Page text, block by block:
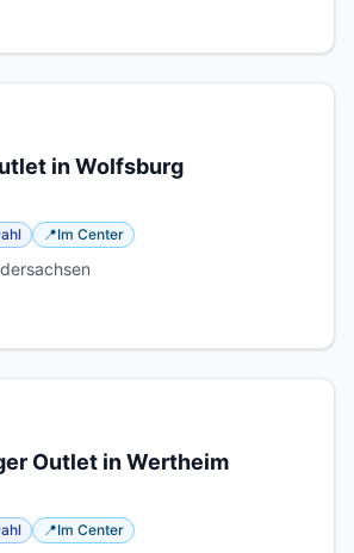
in Wolfsburg
📍Im Center
Outlet in Wertheim
📍Im Center